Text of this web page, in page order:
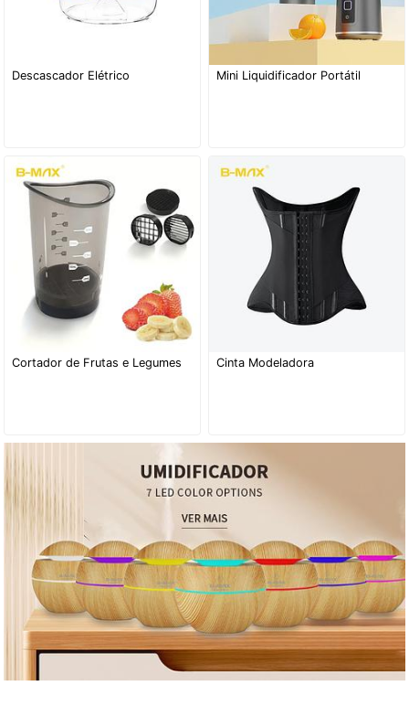
Descascador Elétrico Mini Liquidificador Portátil
Cortador de Frutas e Legumes Cinta Modeladora